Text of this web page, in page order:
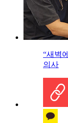
“새벽
의사